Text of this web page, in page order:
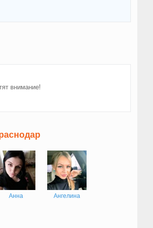
внимание!
Анна Ангелина